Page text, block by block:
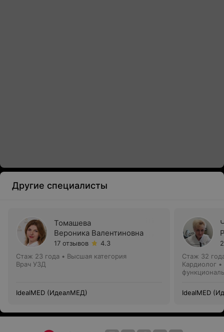
Другие специалисты
Томашева
Вероника Валентиновна
17 отзывов
4.3
Стаж 23 года • Высшая категория
Врач УЗД
IdealMED (ИдеалМЕД)
Стаж 32
Кардиолог
IdealMED